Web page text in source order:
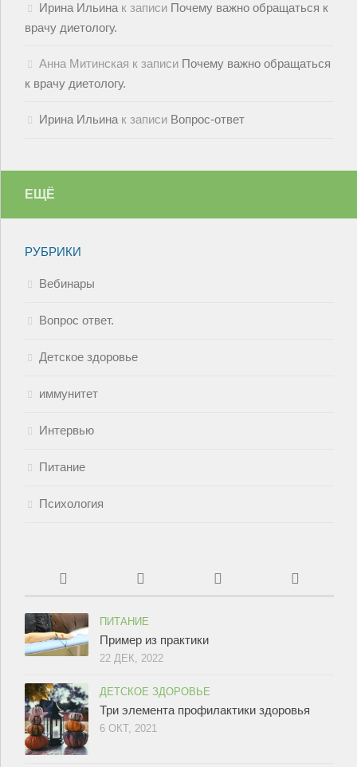
Ирина Ильина к записи Почему важно обращаться к
врачу диетологу.
Анна Митинская к записи Почему важно обращаться
к врачу диетологу.
Ирина Ильина к записи Вопрос-ответ
ЕЩЁ
РУБРИКИ
Вебинары
Вопрос ответ.
Детское здоровье
иммунитет
Интервью
Питание
Психология
ПИТАНИЕ
Пример из практики
22 ДЕК, 2022
ДЕТСКОЕ ЗДОРОВЬЕ
Три элемента профилактики здоровья
6 ОКТ, 2021